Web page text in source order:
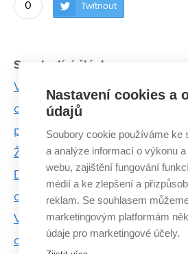
0 Twítnout
Související články:
Vědci z VUT významně pomohli
ochranných pomůcek a nyní
projektech
Ženy z VUT, které hýbou
Den Země: VUT vnímá
odpovědnost jako
Výzva jako životní styl:
obory napříč VUT
Nastavení cookies a
údajů
Soubory cookie používáme ke
a analýze informací o výkonu
webu, zajištění fungování
médií a ke zlepšení a
reklam. Se souhlasem
marketingovým platformám
údaje pro marketingové účely.